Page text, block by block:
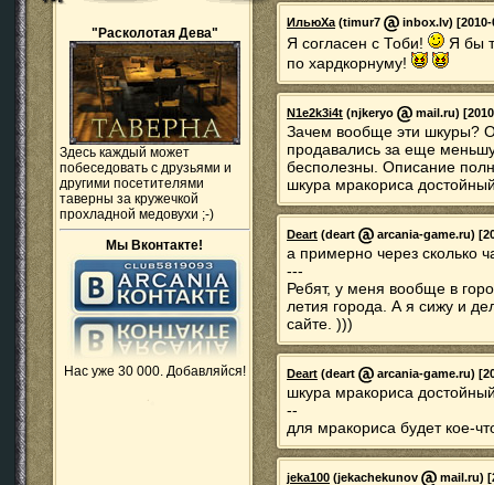
"Расколотая Дева"
Здесь каждый может
побеседовать с друзьями и
другими посетителями
таверны за кружечкой
прохладной медовухи ;-)
Мы Вконтакте!
Нас уже 30 000. Добавляйся!
ИльюХа(timur7 inbox.lv) [2010-
Я согласен с Тоби!
Я бы
по хардкорнуму!
N1e2k3i4t (njkeryo mail.ru)
Зачем вообще эти шкуры?
продавались за еще
бесполезны. Описание
шкура мракориса
Deart (deart arcania-game.ru)
а примерно через сколько
---
Ребят, у меня вообще в
летия города. А я сижу и
сайте. )))
Deart (deart arcania-game.ru)
шкура мракориса
--
для мракориса будет кое-
jeka100 (jekachekunov mail.ru)